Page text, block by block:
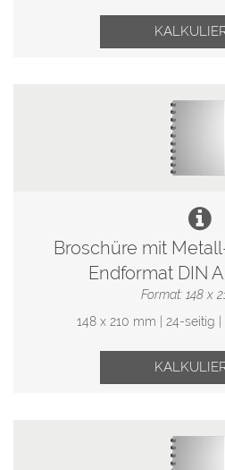
Broschüre mit
Endformat DIN
Format: 148 x
148 x 210 mm | 24-seitig